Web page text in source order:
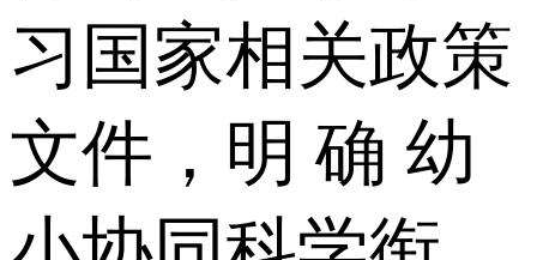
习国家相关政策
文件，明 确 幼